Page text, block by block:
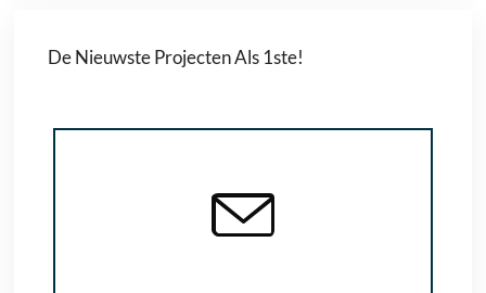
De Nieuwste Projecten Als 1ste!